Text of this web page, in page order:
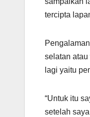
tercipta
selatan
lagi yaitu
“Untuk itu
setelah